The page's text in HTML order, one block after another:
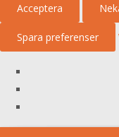
Acceptera
Spara preferenser